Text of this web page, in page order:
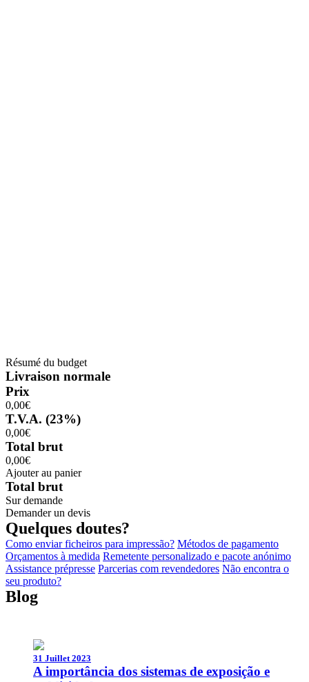
Résumé du budget
Livraison normale
Prix
0,00€
T.V.A. (23%)
0,00€
Total brut
0,00€
Ajouter au panier
Total brut
Sur demande
Demander un devis
Quelques doutes?
Como enviar ficheiros para impressão? Métodos de pagamento
Orçamentos à medida Remetente personalizado e pacote anónimo
Assistance prépresse Parcerias com revendedores Não encontra o
seu produto?
Blog
31 Juillet 2023
A importância dos sistemas de exposição e